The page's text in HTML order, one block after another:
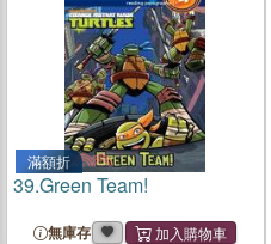
滿額折
39.Green Team!
無庫存